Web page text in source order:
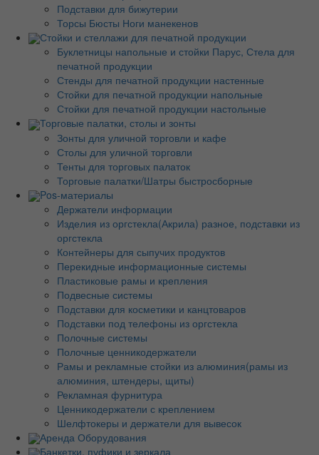
Подставки для бижутерии
Торсы Бюсты Ноги манекенов
Стойки и стеллажи для печатной продукции
Буклетницы напольные и стойки Парус, Стела для
печатной продукции
Стенды для печатной продукции настенные
Стойки для печатной продукции напольные
Стойки для печатной продукции настольные
Торговые палатки, столы и зонты
Зонты для уличной торговли и кафе
Столы для уличной торговли
Тенты для торговых палаток
Торговые палатки/Шатры быстросборные
Pos-материалы
Держатели информации
Изделия из оргстекла(Акрила) разное, подставки из
оргстекла
Контейнеры для сыпучих продуктов
Перекидные информационные системы
Пластиковые рамы и крепления
Подвесные системы
Подставки для косметики и канцтоваров
Подставки под телефоны из оргстекла
Полочные системы
Полочные ценникодержатели
Рамы и рекламные стойки из алюминия(рамы из
алюминия, штендеры, щиты)
Рекламная фурнитура
Ценникодержатели с креплением
Шелфтокеры и держатели для вывесок
Аренда Оборудования
Банкетки, пуфики и зеркала